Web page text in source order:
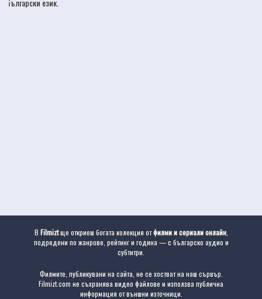
български език.
В Filmiztще откриеш богата колекция отфилми и сериали онлайн,
подредени по жанрове, рейтинг и година — с българско аудио и
субтитри.
Филмите, публикувани на сайта, не се хостват на наш сървър.
Filmizt.com не съхранява видео файлове и използва публична
информация от външни източници.